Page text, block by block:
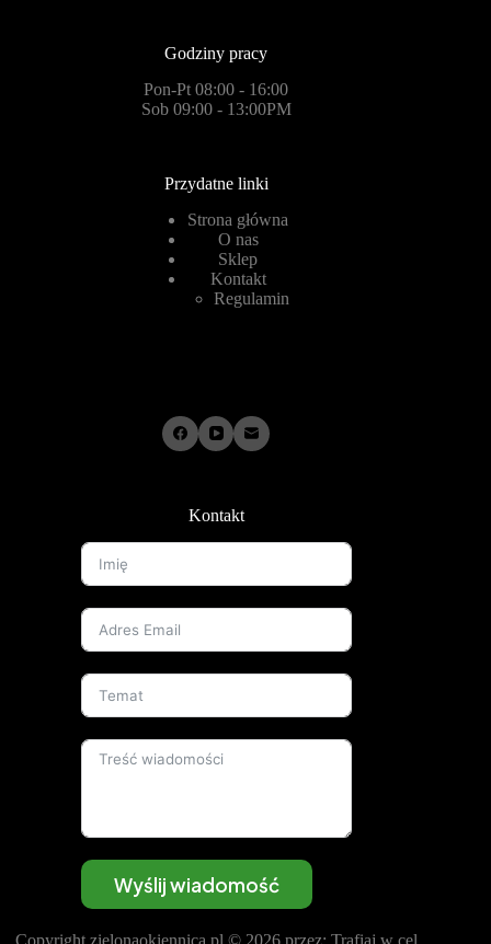
Godziny pracy
Pon-Pt 08:00 - 16:00
Sob 09:00 - 13:00PM
Przydatne linki
Strona główna
O nas
Sklep
Kontakt
Regulamin
Kontakt
Wyślij wiadomość